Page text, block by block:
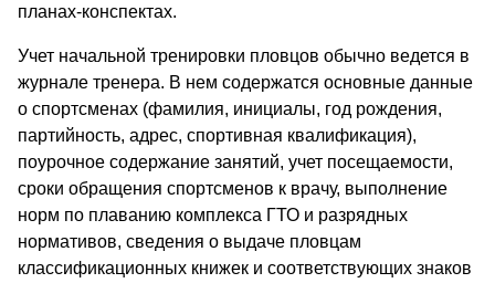
планах-конспектах.
Учет начальной тренировки пловцов обычно ведется в
журнале тренера. В нем содержатся основные данные
о спортсменах (фамилия, инициалы, год рождения,
партийность, адрес, спортивная квалификация),
поурочное содержание занятий, учет посещаемости,
сроки обращения спортсменов к врачу, выполнение
норм по плаванию комплекса ГТО и разрядных
нормативов, сведения о выдаче пловцам
классификационных книжек и соответствующих знаков